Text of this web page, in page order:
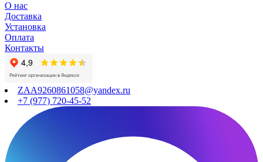
О нас
Доставка
Установка
Оплата
Контакты
ZAA9260861058@yandex.ru
+7 (977) 720-45-52